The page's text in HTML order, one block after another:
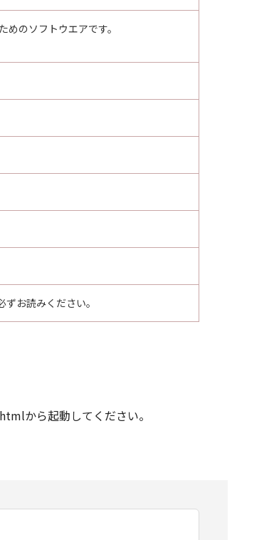
のソフトウエアです。
お読みください。
から起動してください。